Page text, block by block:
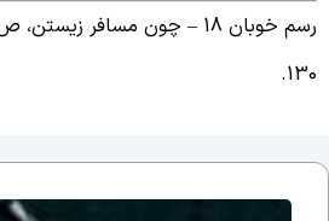
خوبان 18 – چون مسافر زیستن، ص 38. /